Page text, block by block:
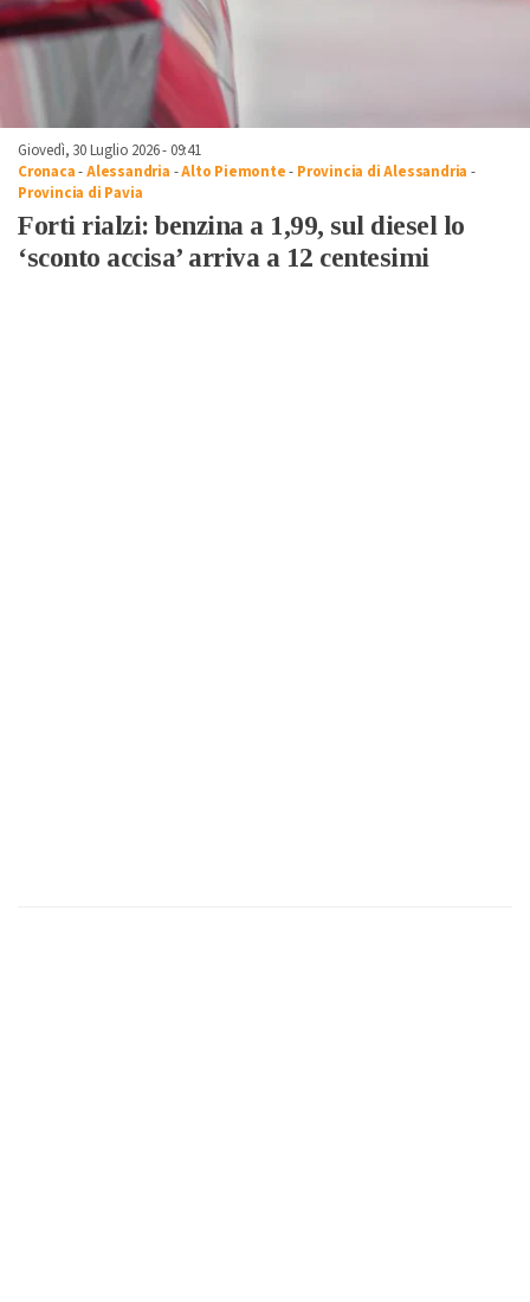
Giovedì, 30 Luglio 2026 - 09:41
Cronaca-Alessandria -Alto Piemonte- Provincia di Alessandria -
Provincia di Pavia
Forti rialzi: benzina a 1,99, sul diesel lo
‘sconto accisa’ arriva a 12 centesimi